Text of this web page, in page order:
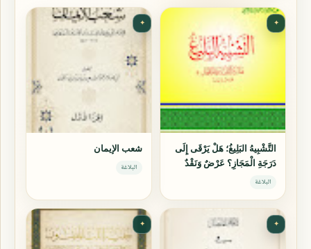
✦
التَّشْبِيهُ البَلِيغُ؛ هَلْ يَرْقَى إِلَى
دَرَجَةِ الْمَجَازِ؟ عَرْضٌ وَنَقْدٌ
البلاغة
✦
شعب الإيمان
البلاغة
✦
✦